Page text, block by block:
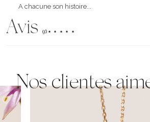
A chacune son histoire...
Avis (96)
Nos clientes